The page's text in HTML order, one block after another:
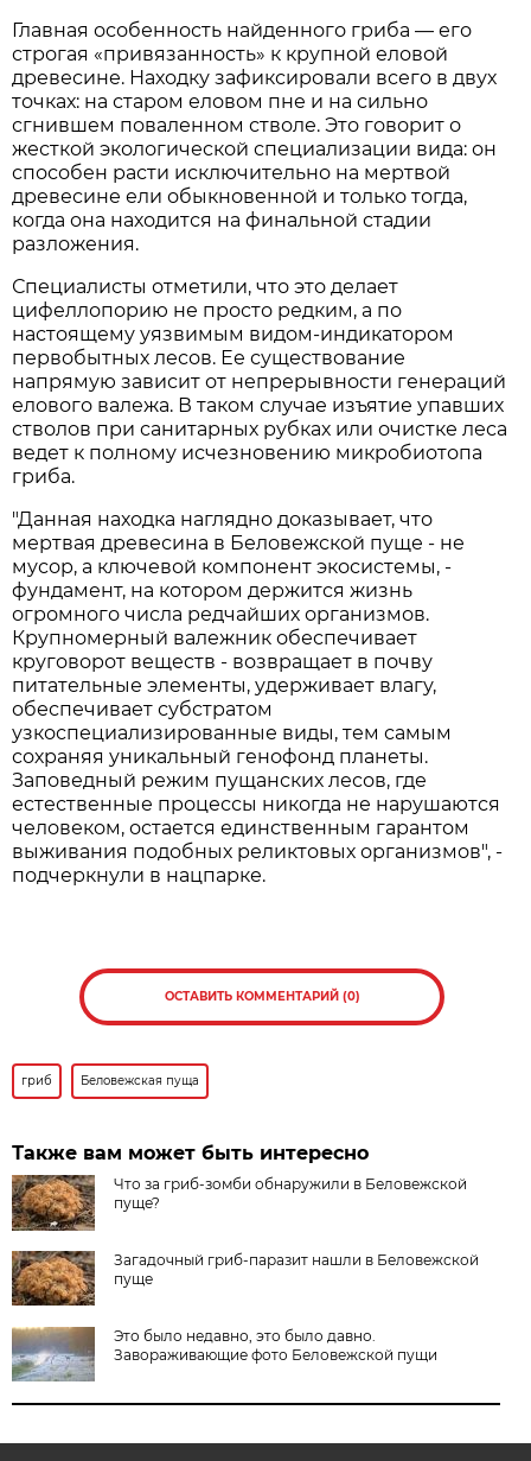
Главная особенность найденного гриба — его
строгая «привязанность» к крупной еловой
древесине. Находку зафиксировали всего в двух
точках: на старом еловом пне и на сильно
сгнившем поваленном стволе. Это говорит о
жесткой экологической специализации вида: он
способен расти исключительно на мертвой
древесине ели обыкновенной и только тогда,
когда она находится на финальной стадии
разложения.
Специалисты отметили, что это делает
цифеллопорию не просто редким, а по
настоящему уязвимым видом-индикатором
первобытных лесов. Ее существование
напрямую зависит от непрерывности генераций
елового валежа. В таком случае изъятие упавших
стволов при санитарных рубках или очистке леса
ведет к полному исчезновению микробиотопа
гриба.
"Данная находка наглядно доказывает, что
мертвая древесина в Беловежской пуще - не
мусор, а ключевой компонент экосистемы, -
фундамент, на котором держится жизнь
огромного числа редчайших организмов.
Крупномерный валежник обеспечивает
круговорот веществ - возвращает в почву
питательные элементы, удерживает влагу,
обеспечивает субстратом
узкоспециализированные виды, тем самым
сохраняя уникальный генофонд планеты.
Заповедный режим пущанских лесов, где
естественные процессы никогда не нарушаются
человеком, остается единственным гарантом
выживания подобных реликтовых организмов", -
подчеркнули в нацпарке.
ОСТАВИТЬ КОММЕНТАРИЙ (0)
гриб Беловежская пуща
Также вам может быть интересно
Что за гриб-зомби обнаружили в Беловежской
пуще?
Загадочный гриб-паразит нашли в Беловежской
пуще
Это было недавно, это было давно.
Завораживающие фото Беловежской пущи